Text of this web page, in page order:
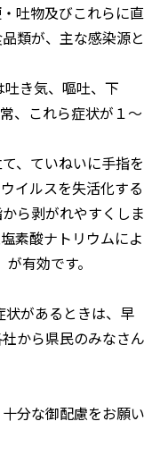
吐物及びこれらに直
類が、主な感染源と
き気、嘔吐、下
、これら症状が１～
、ていねいに手指を
イルスを失活化する
ら剥がれやすくしま
素酸ナトリウムによ
有効です。
があるときは、早
から県民のみなさん
分な御配慮をお願い